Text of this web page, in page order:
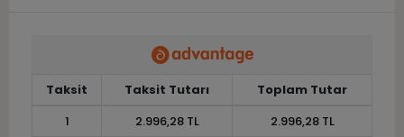
Taksit Taksit Tutarı
Toplam Tutar
1
2.996,28 TL 2.996,28 TL